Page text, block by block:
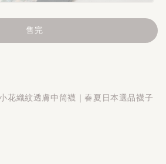
售完
小花織紋透膚中筒襪｜春夏日本選品襪子